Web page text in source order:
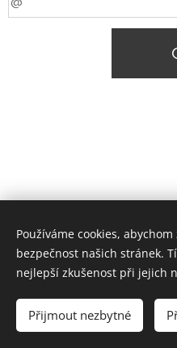
© Daniela Žáková –
Návrat k
Používáme cookies,
bezpečnost našich stránek.
nejlepší zkušenost při jejich
Přijmout nezbytné